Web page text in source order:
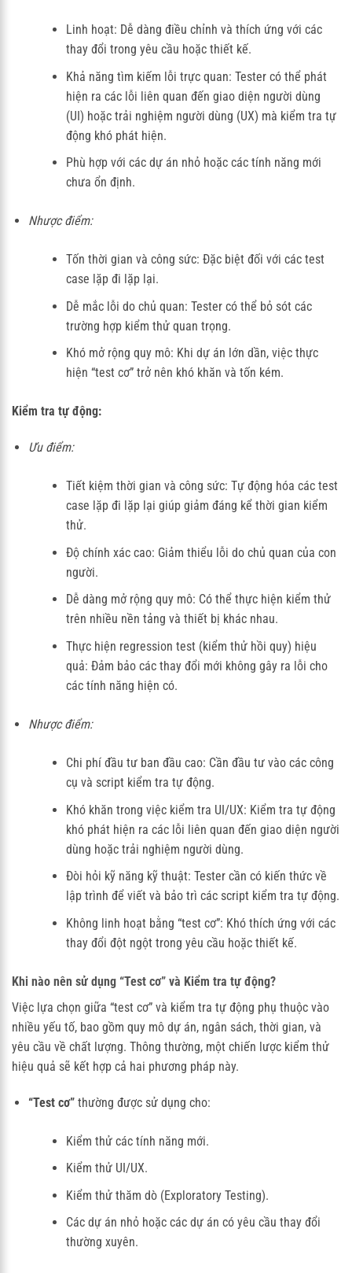
Linh hoạt: Dễ dàng điều chỉnh và thích ứng với các
thay đổi trong yêu cầu hoặc thiết kế.
Khả năng tìm kiếm lỗi trực quan: Tester có thể phát
hiện ra các lỗi liên quan đến giao diện người dùng
(UI) hoặc trải nghiệm người dùng (UX) mà kiểm tra tự
động khó phát hiện.
Phù hợp với các dự án nhỏ hoặc các tính năng mới
chưa ổn định.
Nhược điểm:
Tốn thời gian và công sức: Đặc biệt đối với các test
case lặp đi lặp lại.
Dễ mắc lỗi do chủ quan: Tester có thể bỏ sót các
trường hợp kiểm thử quan trọng.
Khó mở rộng quy mô: Khi dự án lớn dần, việc thực
hiện “test cơ” trở nên khó khăn và tốn kém.
Kiểm tra tự động:
Ưu điểm:
Tiết kiệm thời gian và công sức: Tự động hóa các test
case lặp đi lặp lại giúp giảm đáng kể thời gian kiểm
thử.
Độ chính xác cao: Giảm thiểu lỗi do chủ quan của con
người.
Dễ dàng mở rộng quy mô: Có thể thực hiện kiểm thử
trên nhiều nền tảng và thiết bị khác nhau.
Thực hiện regression test (kiểm thử hồi quy) hiệu
quả: Đảm bảo các thay đổi mới không gây ra lỗi cho
các tính năng hiện có.
Nhược điểm:
Chi phí đầu tư ban đầu cao: Cần đầu tư vào các công
cụ và script kiểm tra tự động.
Khó khăn trong việc kiểm tra UI/UX: Kiểm tra tự động
khó phát hiện ra các lỗi liên quan đến giao diện người
dùng hoặc trải nghiệm người dùng.
Đòi hỏi kỹ năng kỹ thuật: Tester cần có kiến thức về
lập trình để viết và bảo trì các script kiểm tra tự động.
Không linh hoạt bằng “test cơ”: Khó thích ứng với các
thay đổi đột ngột trong yêu cầu hoặc thiết kế.
Khi nào nên sử dụng “Test cơ” và Kiểm tra tự động?
Việc lựa chọn giữa “test cơ” và kiểm tra tự động phụ thuộc vào
nhiều yếu tố, bao gồm quy mô dự án, ngân sách, thời gian, và
yêu cầu về chất lượng. Thông thường, một chiến lược kiểm thử
hiệu quả sẽ kết hợp cả hai phương pháp này.
“Test cơ”thường được sử dụng cho:
Kiểm thử các tính năng mới.
Kiểm thử UI/UX.
Kiểm thử thăm dò (Exploratory Testing).
Các dự án nhỏ hoặc các dự án có yêu cầu thay đổi
thường xuyên.